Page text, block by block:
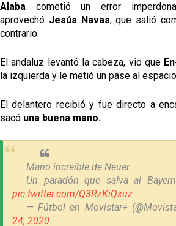
Alaba cometió un error
aprovechó Jesús Navas, que salió
contrario.
El andaluz levantó la cabeza, vio que
la izquierda y le metió un pase al
El delantero recibió y fue directo a
sacó una buena mano.
Mano increíble de Neuer.
Un paradón que salva al
pic.twitter.com/Q3RzKiQxuz
— Fútbol en Movistar+
24, 2020